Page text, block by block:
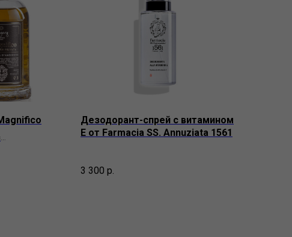
Дезодорант-спрей с витамином
Е от Farmacia SS. Annuziata 1561
3 300 р.